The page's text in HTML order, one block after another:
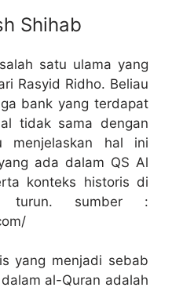
Shihab
satu ulama yang
Rasyid Ridho. Beliau
bank yang terdapat
tidak sama dengan
menjelaskan hal ini
ada dalam QS Al
konteks historis di
turun. sumber :
yang menjadi sebab
al-Quran adalah